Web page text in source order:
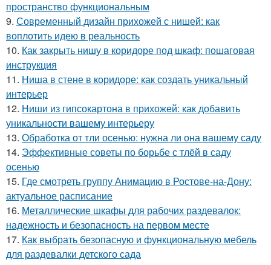
пространство функциональным
9. Современный дизайн прихожей с нишей: как
воплотить идею в реальность
10. Как закрыть нишу в коридоре под шкаф: пошаговая
инструкция
11. Ниша в стене в коридоре: как создать уникальный
интерьер
12. Ниши из гипсокартона в прихожей: как добавить
уникальности вашему интерьеру
13. Обработка от тли осенью: нужна ли она вашему саду
14. Эффективные советы по борьбе с тлёй в саду
осенью
15. Где смотреть группу Анимацию в Ростове-на-Дону:
актуальное расписание
16. Металлические шкафы для рабочих раздевалок:
надежность и безопасность на первом месте
17. Как выбрать безопасную и функциональную мебель
для раздевалки детского сада